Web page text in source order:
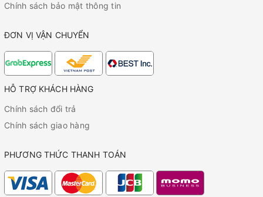
Chính sách bảo mật thông tin
ĐƠN VỊ VẬN CHUYỂN
HỖ TRỢ KHÁCH HÀNG
Chính sách đổi trả
Chính sách giao hàng
PHƯƠNG THỨC THANH TOÁN